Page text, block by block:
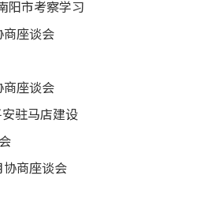
阳市考察学习
商座谈会
商座谈会
驻马店建设
协商座谈会